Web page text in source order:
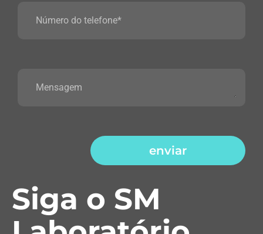
enviar
Siga o SM